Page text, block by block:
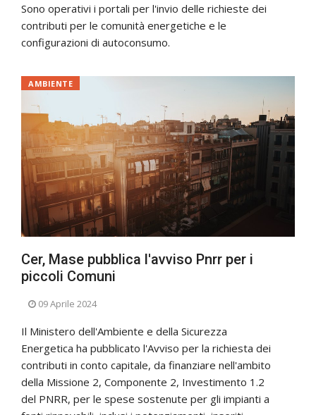
Sono operativi i portali per l'invio delle richieste dei
contributi per le comunità energetiche e le
configurazioni di autoconsumo.
Cer, Mase pubblica l'avviso Pnrr per i
piccoli Comuni
AMBIENTE
09 Aprile 2024
Il Ministero dell'Ambiente e della Sicurezza
Energetica ha pubblicato l'Avviso per la richiesta dei
contributi in conto capitale, da finanziare nell'ambito
della Missione 2, Componente 2, Investimento 1.2
del PNRR, per le spese sostenute per gli impianti a